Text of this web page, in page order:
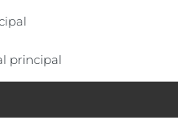
principal